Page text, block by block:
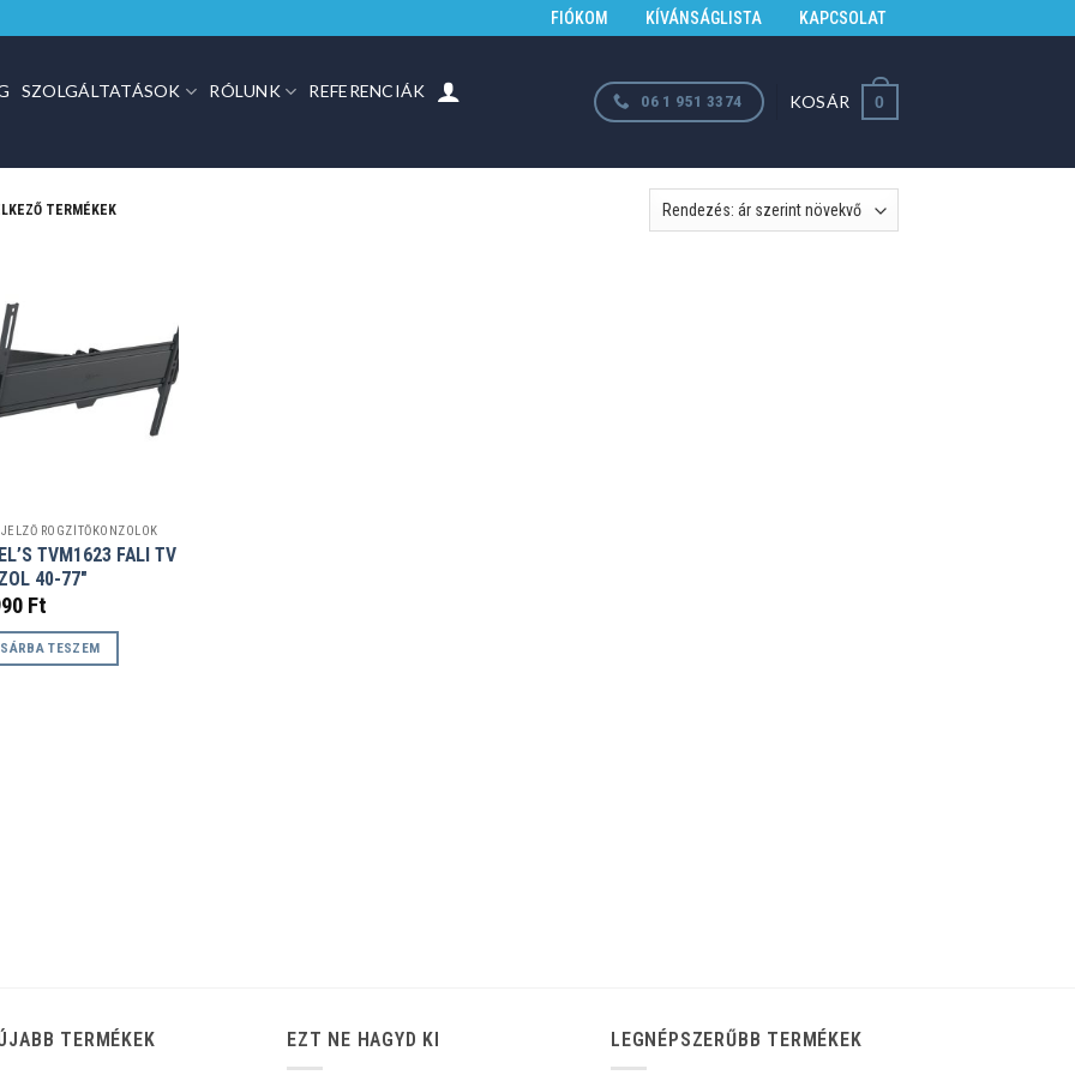
FIÓKOM KÍVÁNSÁGLISTA KAPCSOLAT
SZOLGÁLTATÁSOK RÓLUNK REFERENCIÁK 06 1 951 3374 KOSÁR 0
TERMÉKEK
RÖGZÍTŐKONZOLOK
TVM1623 FALI TV
40-77″
Ft
TESZEM
TERMÉKEK EZT NE HAGYD KI LEGNÉPSZERŰBB TERMÉKEK